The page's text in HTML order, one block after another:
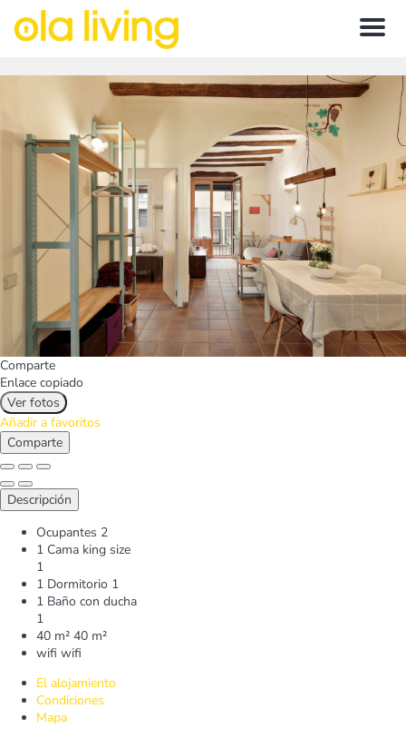
Menu
Comparte
Enlace copiado
Ver fotos
Añadir a favoritos
Comparte
Descripción
Ocupantes 2
1 Cama king size
1
1 Dormitorio 1
1 Baño con ducha
1
40 m² 40 m²
wifi wifi
El alojamiento
Condiciones
Mapa